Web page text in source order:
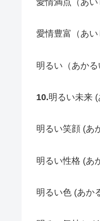
愛情豊富（あい
明るい（あか
10.明るい未来
明るい笑顔 (あ
明るい性格 (あ
明るい色 (あか